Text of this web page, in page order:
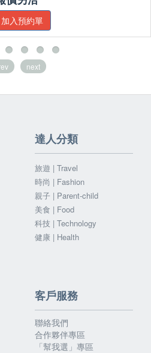
加入預約單
next
達人分類
旅遊 | Travel
時尚 | Fashion
親子 | Parent-child
美食 | Food
科技 | Technology
健康 | Health
客戶服務
聯絡我們
合作夥伴專區
「幫我選」專區